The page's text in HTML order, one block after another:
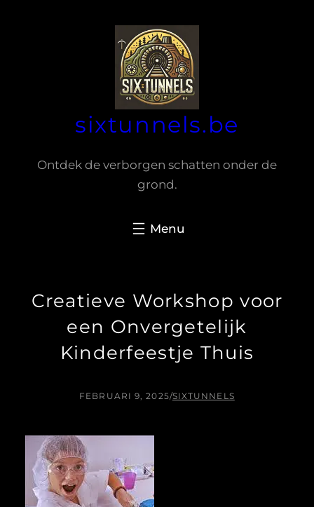
sixtunnels.be
Ontdek de verborgen schatten onder de
grond.
Creatieve Workshop voor
een Onvergetelijk
Kinderfeestje Thuis
FEBRUARI 9, 2025/SIXTUNNELS